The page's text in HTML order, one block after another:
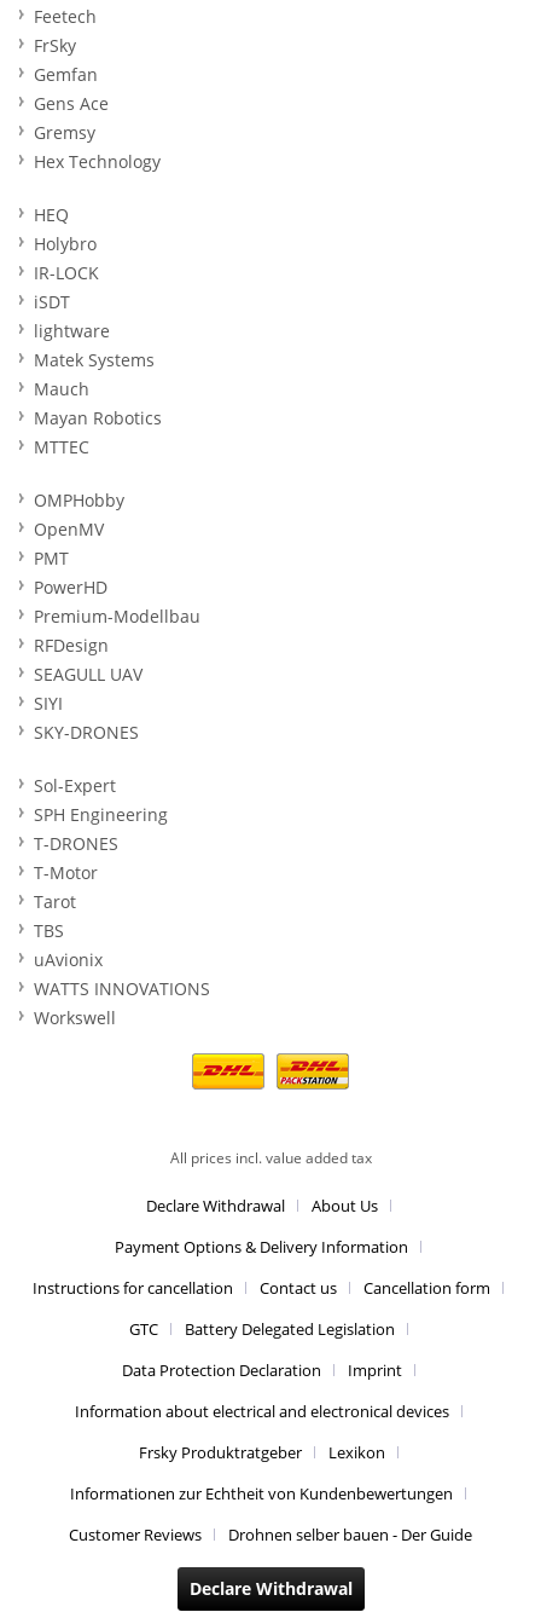
Feetech
FrSky
Gemfan
Gens Ace
Gremsy
Hex Technology
HEQ
Holybro
IR-LOCK
iSDT
lightware
Matek Systems
Mauch
Mayan Robotics
MTTEC
OMPHobby
OpenMV
PMT
PowerHD
Premium-Modellbau
RFDesign
SEAGULL UAV
SIYI
SKY-DRONES
Sol-Expert
SPH Engineering
T-DRONES
T-Motor
Tarot
TBS
uAvionix
WATTS INNOVATIONS
Workswell
All prices incl. value added tax
Declare Withdrawal
About Us
Payment Options & Delivery Information
Instructions for cancellation
Contact us
Cancellation form
GTC
Battery Delegated Legislation
Data Protection Declaration
Imprint
Information about electrical and electronical devices
Frsky Produktratgeber
Lexikon
Informationen zur Echtheit von Kundenbewertungen
Customer Reviews
Drohnen selber bauen - Der Guide
Declare Withdrawal